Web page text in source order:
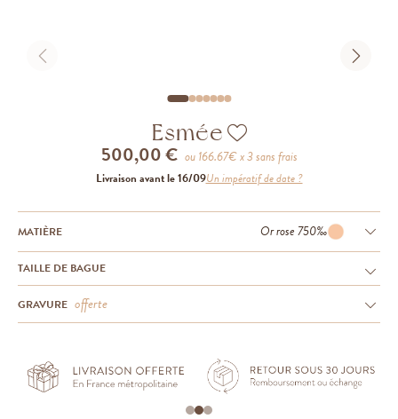
Esmée
500,00 € ou166.67€ x 3 sans frais
Livraison avant le 16/09Un impératif de date ?
MATIÈRE Or rose 750‰
TAILLE DE BAGUE
GRAVURE offerte